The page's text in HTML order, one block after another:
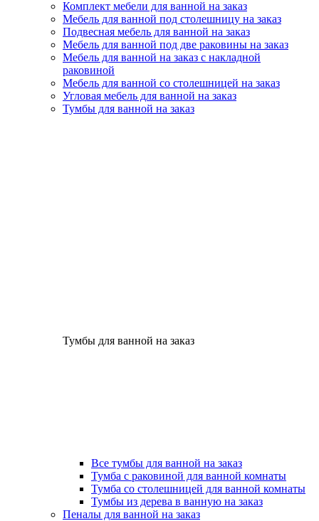
Комплект мебели для ванной на заказ
Мебель для ванной под столешницу на заказ
Подвесная мебель для ванной на заказ
Мебель для ванной под две раковины на заказ
Мебель для ванной на заказ с накладной
раковиной
Мебель для ванной со столешницей на заказ
Угловая мебель для ванной на заказ
Тумбы для ванной на заказ
Тумбы для ванной на заказ
Все тумбы для ванной на заказ
Тумба с раковиной для ванной комнаты
Тумба со столешницей для ванной комнаты
Тумбы из дерева в ванную на заказ
Пеналы для ванной на заказ